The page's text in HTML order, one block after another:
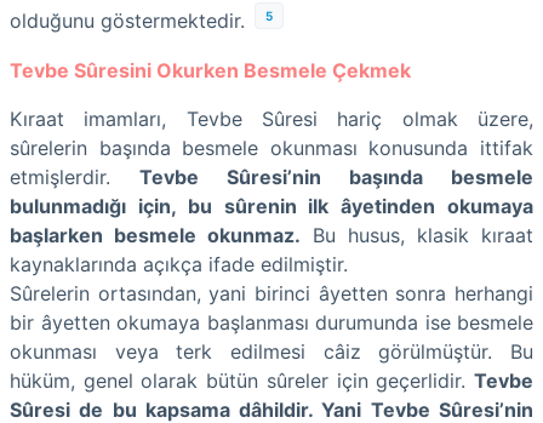
olduğunu göstermektedir.
5
Tevbe Sûresini Okurken Besmele Çekmek
Kıraat imamları, Tevbe Sûresi hariç olmak üzere,
sûrelerin başında besmele okunması konusunda ittifak
etmişlerdir. Tevbe Sûresi’nin başında besmele
bulunmadığı için, bu sûrenin ilk âyetinden okumaya
başlarken besmele okunmaz. Bu husus, klasik kıraat
kaynaklarında açıkça ifade edilmiştir.
Sûrelerin ortasından, yani birinci âyetten sonra herhangi
bir âyetten okumaya başlanması durumunda ise besmele
okunması veya terk edilmesi câiz görülmüştür. Bu
hüküm, genel olarak bütün sûreler için geçerlidir. Tevbe
Sûresi de bu kapsama dâhildir. Yani Tevbe Sûresi’nin